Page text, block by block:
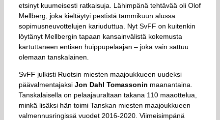
etsinyt kuumeisesti ratkaisuja. Lähimpänä tehtävää oli Olof
Mellberg, joka kieltäytyi pestistä tammikuun alussa
sopimusneuvottelujen kariuduttua. Nyt SvFF on kuitenkin
löytänyt Mellbergin tapaan kansainvälistä kokemusta
kartuttaneen entisen huippupelaajan – joka vain sattuu
olemaan tanskalainen.
SvFF julkisti Ruotsin miesten maajoukkueen uudeksi
päävalmentajaksi Jon Dahl Tomassonin maanantaina.
Tanskalaisella on pelaajauraltaan takana 110 maaottelua,
minkä lisäksi hän toimi Tanskan miesten maajoukkueen
valmennusringissä vuodet 2016-2020. Viimeisimpänä